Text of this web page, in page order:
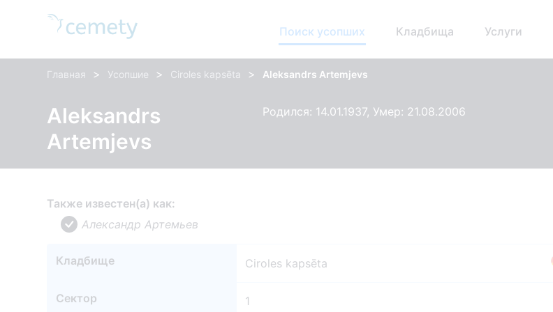
Поиск усопших Кладбища Услуги
Главная > Усопшие > Ciroles kapsēta > Aleksandrs Artemjevs
Aleksandrs
Artemjevs
Родился: 14.01.1937, Умер: 21.08.2006
Также известен(а) как:
Александр Артемьев
Кладбище Ciroles kapsēta
Сектор 1